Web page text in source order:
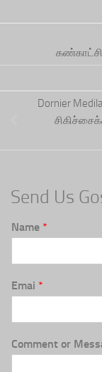
Dornier
Send Us
Name *
Emai *
Comment or